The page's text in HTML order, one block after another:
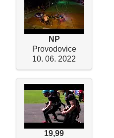
NP
Provodovice
10. 06. 2022
19,99